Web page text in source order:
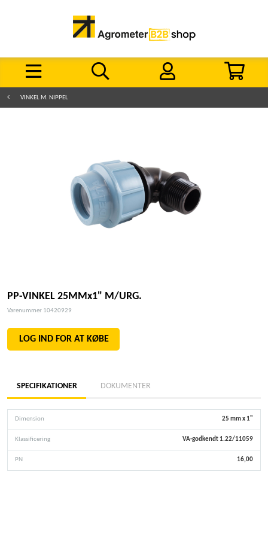
VINKEL M. NIPPEL
PP-VINKEL 25MMx1" M/URG.
Varenummer 10420929
LOG IND FOR AT KØBE
SPECIFIKATIONER DOKUMENTER
Dimension 25 mm x 1"
Klassificering VA-godkendt 1.22/11059
PN 16,00